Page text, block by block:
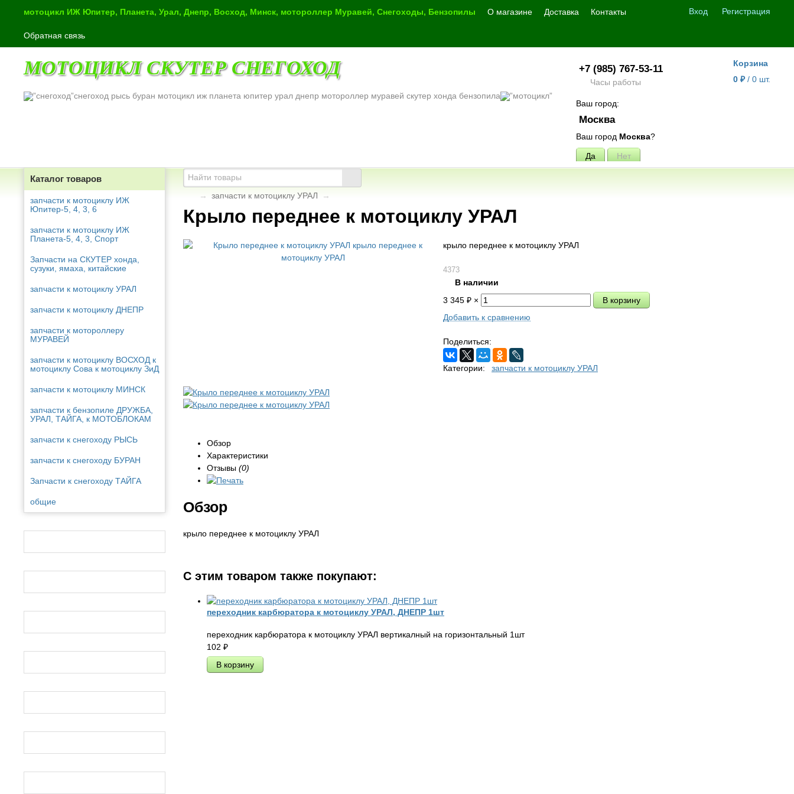
Вход Регистрация
мотоцикл ИЖ Юпитер, Планета, Урал, Днепр, Восход, Минск, мотороллер Муравей, Снегоходы, Бензопилы О магазине Доставка Контакты
Обратная связь
МОТОЦИКЛ СКУТЕР СНЕГОХОД
снегоход рысь буран мотоцикл иж планета юпитер урал днепр мотороллер муравей скутер хонда бензопила
+7 (985) 767-53-11
Часы работы
Ваш город:
Москва
Ваш город Москва?
Корзина
0 ₽ / 0 шт.
Каталог товаров
запчасти к мотоциклу ИЖ
Юпитер-5, 4, 3, 6
запчасти к мотоциклу ИЖ
Планета-5, 4, 3, Спорт
Запчасти на СКУТЕР хонда,
сузуки, ямаха, китайские
запчасти к мотоциклу УРАЛ
запчасти к мотоциклу ДНЕПР
запчасти к мотороллеру
МУРАВЕЙ
запчасти к мотоциклу ВОСХОД к
мотоциклу Сова к мотоциклу ЗиД
запчасти к мотоциклу МИНСК
запчасти к бензопиле ДРУЖБА,
УРАЛ, ТАЙГА, к МОТОБЛОКАМ
запчасти к снегоходу РЫСЬ
запчасти к снегоходу БУРАН
Запчасти к снегоходу ТАЙГА
общие
→ запчасти к мотоциклу УРАЛ →
Крыло переднее к мотоциклу УРАЛ
крыло переднее к мотоциклу УРАЛ
4373
В наличии
3 345 ₽ ×
Добавить к сравнению
Поделиться:
Категории: запчасти к мотоциклу УРАЛ
Обзор
Характеристики
Отзывы (0)
Обзор
крыло переднее к мотоциклу УРАЛ
С этим товаром также покупают:
переходник карбюратора к мотоциклу УРАЛ, ДНЕПР 1шт
переходник карбюратора к мотоциклу УРАЛ вертикалный на горизонтальный 1шт
102 ₽